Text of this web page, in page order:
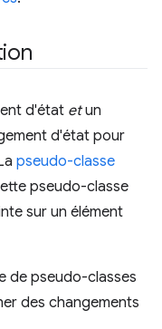
d'état etun
d'état pour
pseudo-classe
pseudo-classe
sur un élément
de pseudo-classes
des changements